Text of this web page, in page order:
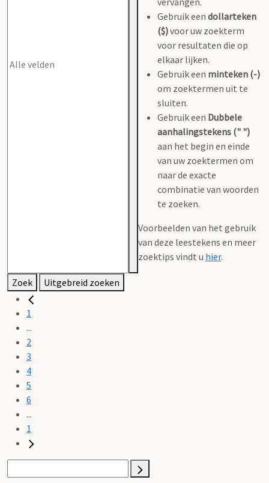
Gebruik een dollarteken
($)voor uw zoekterm
voor resultaten die op
elkaar lijken.
Gebruik een minteken (-)
om zoektermen uit te
sluiten.
Gebruik een Dubbele
aanhalingstekens (" ")
aan het begin en einde
van uw zoektermen om
naar de exacte
combinatie van woorden
te zoeken.
Voorbeelden van het gebruik
van deze leestekens en meer
zoektips vindt u hier.
Zoek Uitgebreid zoeken
1
...
2
3
4
5
6
...
1